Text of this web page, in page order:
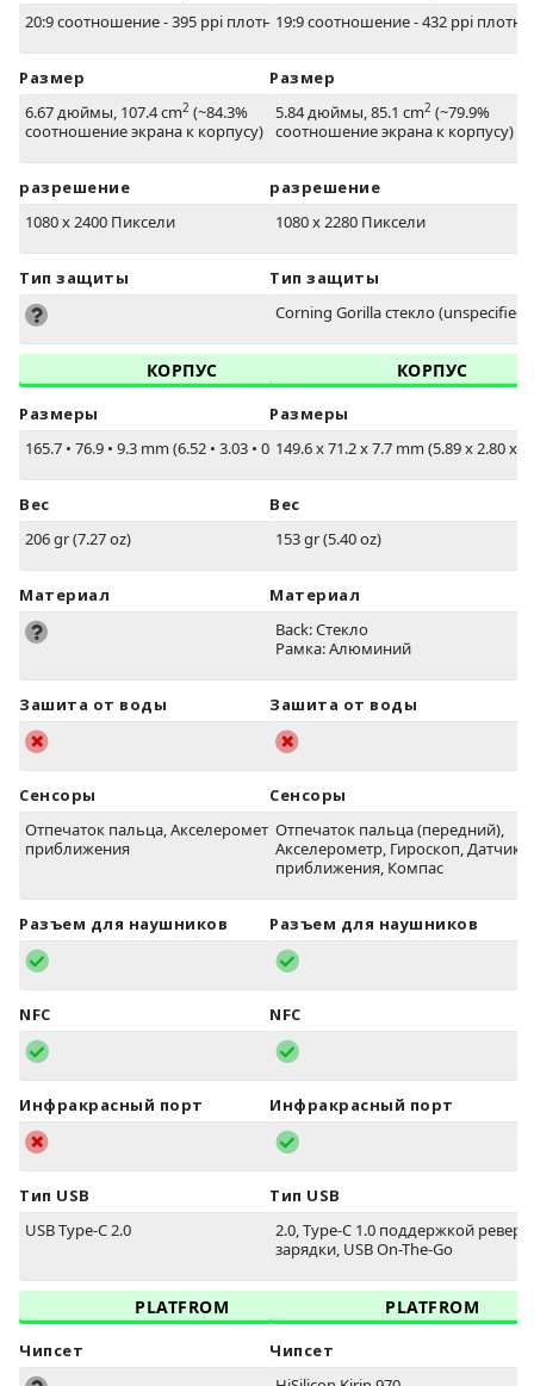
20:9 соотношение - 395 ppi плотность
Размер
6.67 дюймы, 107.4 cm2 (~84.3%
соотношение экрана к корпусу)
разрешение
1080 x 2400 Пиксели
Тип защиты
КОРПУС
Размеры
165.7 • 76.9 • 9.3 mm (6.52 • 3.03 • 0.37 in)
Вес
206 gr (7.27 oz)
Материал
Зашита от воды
Сенсоры
Отпечаток пальца, Акселерометр, Датчик
приближения
Разъем для наушников
NFC
Инфракрасный порт
Тип USB
USB Type-C 2.0
PLATFROM
Чипсет
19:9 соотношение - 432 ppi
Размер
5.84 дюймы, 85.1 cm2 (~79.9%
соотношение экрана к корпусу)
разрешение
1080 x 2280 Пиксели
Тип защиты
Corning Gorilla стекло (unspecified
КОРПУС
Размеры
149.6 x 71.2 x 7.7 mm (5.89 x 2.80 x
Вес
153 gr (5.40 oz)
Материал
Back: Стекло
Рамка: Алюминий
Зашита от воды
Сенсоры
Отпечаток пальца (передний),
Акселерометр, Гироскоп, Датчик
приближения, Компас
Разъем для наушников
NFC
Инфракрасный порт
Тип USB
2.0, Type-C 1.0 поддержкой
зарядки, USB On-The-Go
PLATFROM
Чипсет